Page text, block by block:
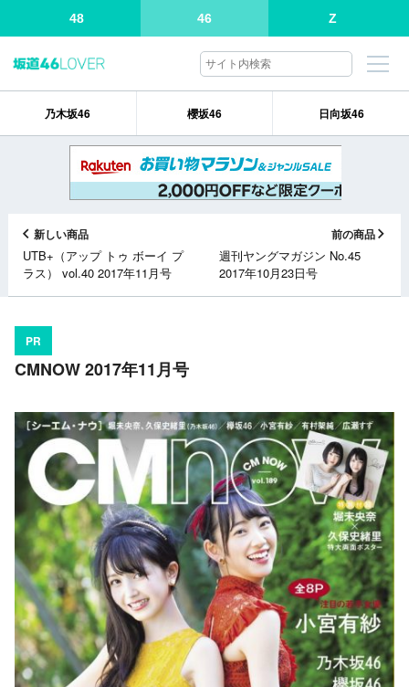
48 46 Z
乃木坂46 櫻坂46 日向坂46
新しい商品
UTB+（アップ トゥ ボーイ プ
ラス） vol.40 2017年11月号
前の商品
週刊ヤングマガジン No.45
2017年10月23日号
PR
CMNOW 2017年11月号